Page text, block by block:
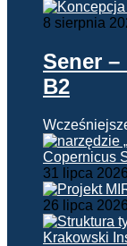
8 sierpnia
Sener –
B2
31 lipca 2026
26 lipca 2026